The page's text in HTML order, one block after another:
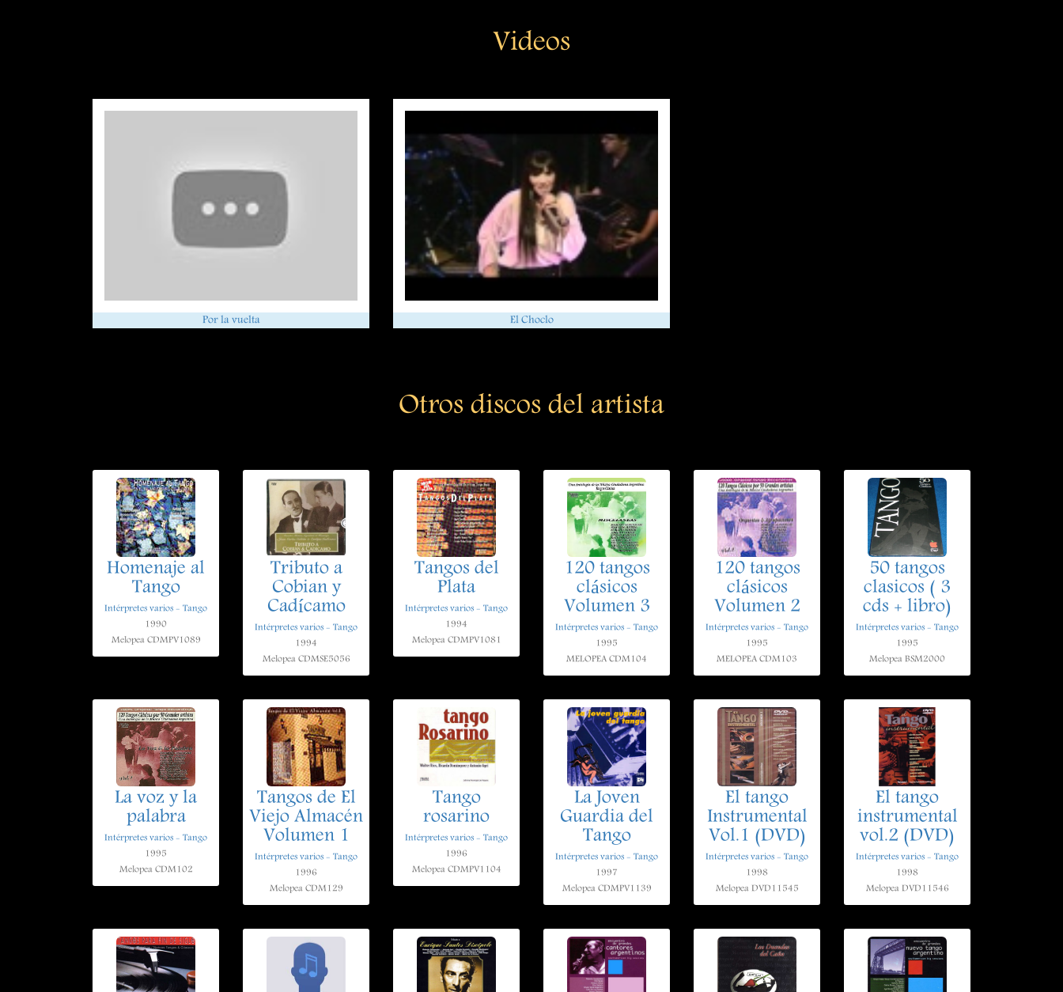
Videos
Por la vuelta El Choclo
Otros discos del artista
Homenaje al
Tango
Intérpretes varios - Tango
1990
Melopea CDMPV1089
Tributo a
Cobian y
Cadícamo
Intérpretes varios - Tango
1994
Melopea CDMSE5056
Tangos del
Plata
Intérpretes varios - Tango
1994
Melopea CDMPV1081
120 tangos
clásicos
Volumen 3
Intérpretes varios - Tango
1995
MELOPEA CDM104
120 tangos
clásicos
Volumen 2
Intérpretes varios - Tango
1995
MELOPEA CDM103
50 tangos
clasicos ( 3
cds + libro)
Intérpretes varios - Tango
1995
Melopea BSM2000
La voz y la
palabra
Intérpretes varios - Tango
1995
Melopea CDM102
Tangos de El
Viejo Almacén
Volumen 1
Intérpretes varios - Tango
1996
Melopea CDM129
Tango
rosarino
Intérpretes varios - Tango
1996
Melopea CDMPV1104
La Joven
Guardia del
Tango
Intérpretes varios - Tango
1997
Melopea CDMPV1139
El tango
Instrumental
Vol.1 (DVD)
Intérpretes varios - Tango
1998
Melopea DVD11545
El tango
instrumental
vol.2 (DVD)
Intérpretes varios - Tango
1998
Melopea DVD11546